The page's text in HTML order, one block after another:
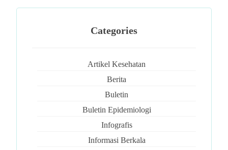
Categories
Artikel Kesehatan
Berita
Buletin
Buletin Epidemiologi
Infografis
Informasi Berkala